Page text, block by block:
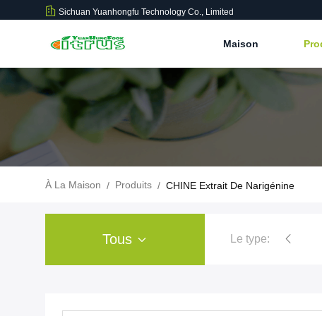
Sichuan Yuanhongfu Technology Co., Limited
Maison
À La Maison / Produits / CHINE Extrait De Narigénine
Tous Le type:
poudre d'extrait d'agrume